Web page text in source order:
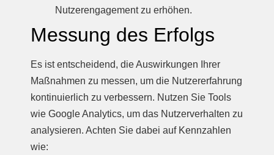
Nutzerengagement zu erhöhen.
Messung des Erfolgs
Es ist entscheidend, die Auswirkungen Ihrer
Maßnahmen zu messen, um die Nutzererfahrung
kontinuierlich zu verbessern. Nutzen Sie Tools
wie Google Analytics, um das Nutzerverhalten zu
analysieren. Achten Sie dabei auf Kennzahlen
wie: